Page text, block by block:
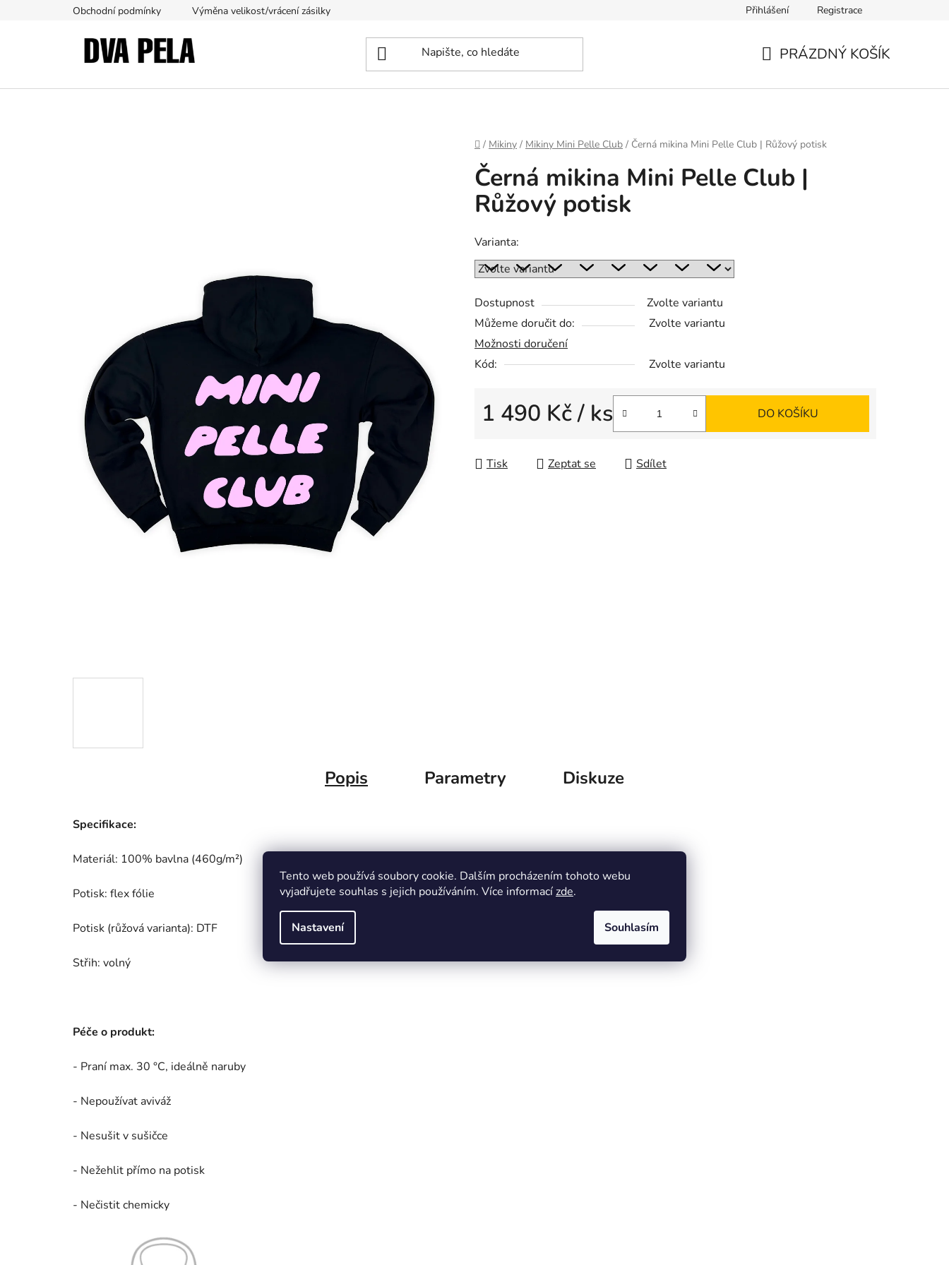
Tento web používá soubory cookie. Dalším procházením tohoto webu
vyjadřujete souhlas s jejich používáním. Více informacízde.
Nastavení Souhlasím
Obchodní podmínky Výměna velikost/vrácení zásilky Přihlášení Registrace
PRÁZDNÝ KOŠÍK
Domů
/ Mikiny / Mikiny Mini Pelle Club / Černá mikina Mini Pelle Club | Růžový potisk
Černá mikina Mini Pelle Club |
Růžový potisk
Varianta:
Dostupnost
Zvolte variantu
Můžeme doručit do:
Zvolte variantu
Možnosti doručení
Kód:
Zvolte variantu
1 490 Kč/ ks DO KOŠÍKU
Tisk Zeptat se Sdílet
Popis Parametry Diskuze
Specifikace:
Materiál: 100% bavlna (460g/m²)
Potisk: flex fólie
Potisk (růžová varianta): DTF
Střih: volný
Péče o produkt:
- Praní max. 30 °C, ideálně naruby
- Nepoužívat aviváž
- Nesušit v sušičce
- Nežehlit přímo na potisk
- Nečistit chemicky